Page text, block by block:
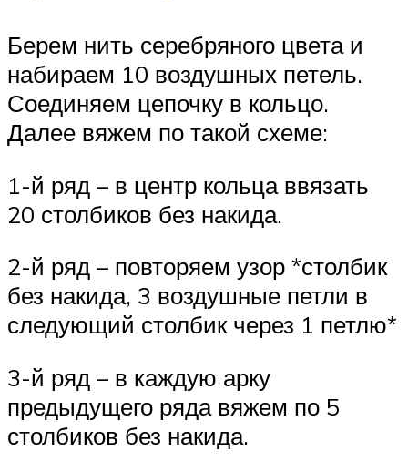
Берем нить серебряного цвета и
набираем 10 воздушных петель.
Соединяем цепочку в кольцо.
Далее вяжем по такой схеме:
1-й ряд – в центр кольца ввязать
20 столбиков без накида.
2-й ряд – повторяем узор *столбик
без накида, 3 воздушные петли в
следующий столбик через 1 петлю*
3-й ряд – в каждую арку
предыдущего ряда вяжем по 5
столбиков без накида.